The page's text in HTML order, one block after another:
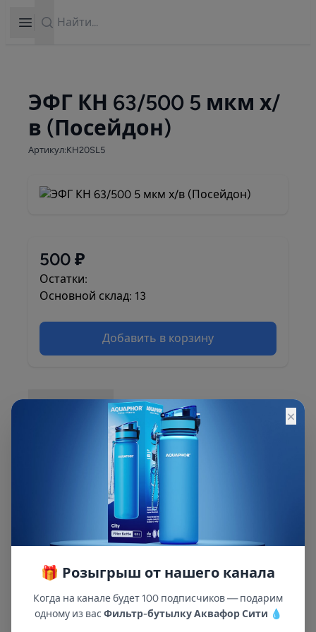
Open sidebar
ЭФГ КН 63/500 5 мкм х/
в (Посейдон)
Артикул:KH20SL5
500 ₽
Остатки:
Основной склад: 13
Добавить в корзину
Описание и характеристики смотрите на
×
🎁 Розыгрыш от нашего канала
Когда на канале будет 100 подписчиков — подарим
одному из вас Фильтр-бутылку Аквафор Сити 💧